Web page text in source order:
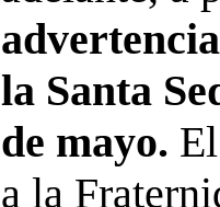
la Santa
de mayo.
a la